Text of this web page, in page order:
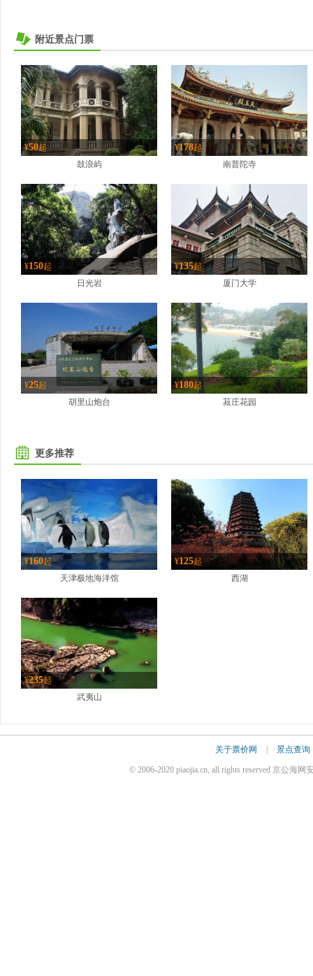
附近景点门票
¥50起
鼓浪屿
¥178起
南普陀寺
¥150起
日光岩
¥135起
厦门大学
¥25起
胡里山炮台
¥180起
菽庄花园
更多推荐
¥160起
天津极地海洋馆
¥125起
西湖
¥235起
武夷山
关于票价网 景点查询
© 2006-2020 piaojia.cn, all rights reserved 京公海网